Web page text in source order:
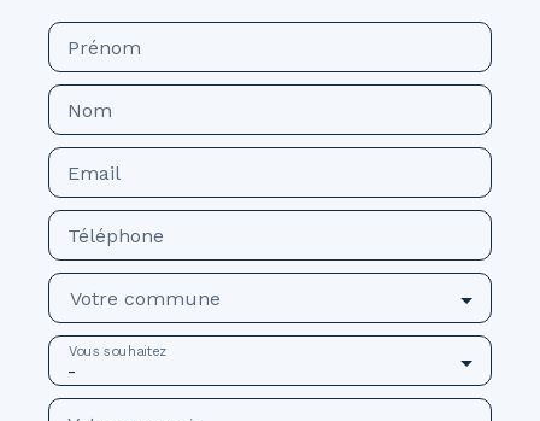
Prénom
Nom
Email
Téléphone
Votre commune
-
Vous souhaitez